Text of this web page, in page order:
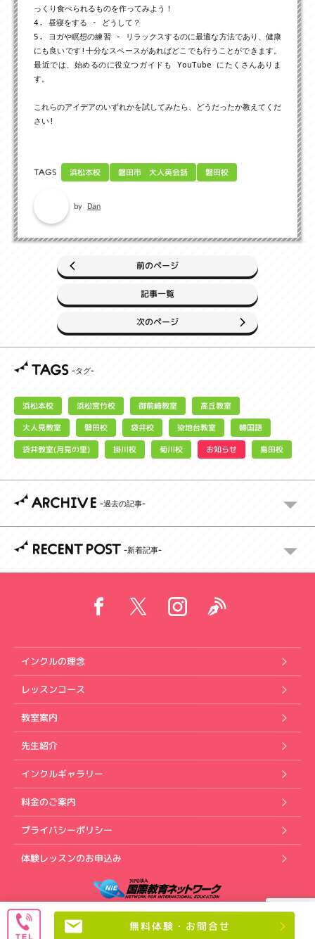
っくり食べられるものを作ってみよう！
4. 昼寝をする - どうして？
5. ヨガや瞑想の練習 - リラックスするのに最適な方法であり、健康
にも良いです!十分なスペースがあればどこでも行うことができます。
最近では、始めるのに役立つガイドも YouTube にたくさんありま
す。
これらのアイデアのいずれかを試してみたら、どうだったか教えてくだ
さい!
TAGS 浜松本校 磐田市 大人英会話 磐田校
by Dan
前のページ
記事一覧
次のページ
TAGS
浜松本校 浜松宮竹校 御前崎教室 高丘教室
大人見教室 磐田校 袋井校 染地台教室 韓国語
袋井教室(月見の里) 掛川校 菊川校 お知らせ 島田校
ARCHIVE
RECENT POST
インクルの理念
レッスンコース
教室案内
先生紹介
インクルギャラリー
料金のご案内
プライバシーポリシー
体験レッスンのお申込み
Copyright (C) インクル英会話スクール. All rights reserved.
無料体験・お問合せ